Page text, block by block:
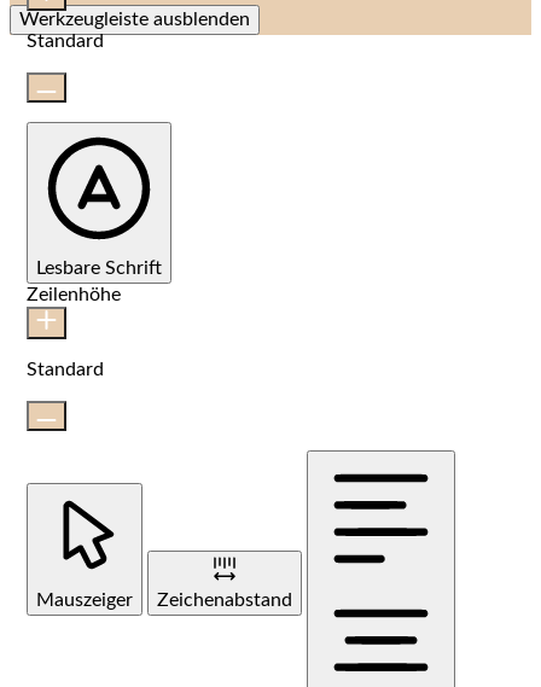
Werkzeugleiste ausblenden
Standard
Lesbare Schrift
Zeilenhöhe
Standard
Mauszeiger Zeichenabstand